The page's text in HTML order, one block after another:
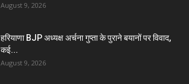
August 9, 2026
हरियाणा BJP अध्यक्ष अर्चना गुप्ता के पुराने बयानों पर विवाद,
कई...
August 9, 2026